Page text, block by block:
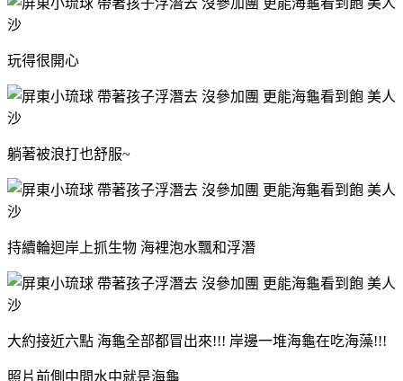
玩得很開心
躺著被浪打也舒服~
持續輪迴岸上抓生物 海裡泡水飄和浮潛
大約接近六點 海龜全部都冒出來!!! 岸邊一堆海龜在吃海藻!!!
照片前側中間水中就是海龜